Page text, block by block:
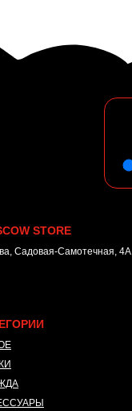
STORE
Садовая-Самотечная, 4А